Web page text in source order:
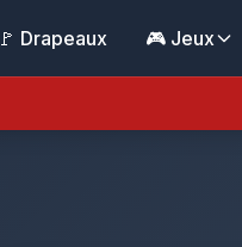
🚩 Drapeaux 🎮 Jeux